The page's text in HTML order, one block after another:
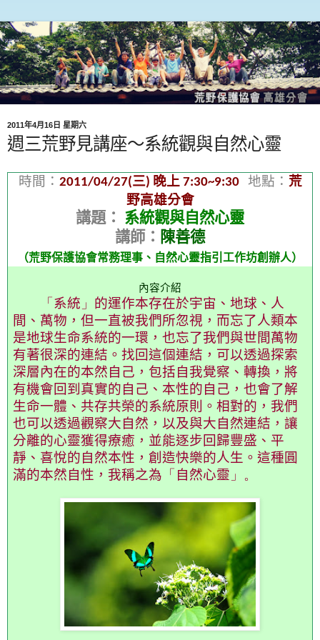
2011年4月16日 星期六
週三荒野見講座～系統觀與自然心靈
時間： 2011/04/27(三) 晚上7:30~9:30 地點： 荒
野高雄分會
講題： 系統觀與自然心靈
講師： 陳善德
（荒野保護協會常務理事、自然心靈指引工作坊創辦人）
內容介紹
「 系統 」 的運作本存在於宇宙、地球、人
間、萬物，但一直被我們所忽視，而忘了人類本
是地球生命系統的一環，也忘了我們與世間萬物
有著很深的連結。找回這個連結，可以透過探索
深層內在的本然自己，包括自我覺察、轉換，將
有機會回到真實的自己、本性的自己，也會了解
生命一體、共存共榮的系統原則。相對的，我們
也可以透過觀察大自然，以及與大自然連結，讓
分離的心靈獲得療癒，並能逐步回歸豐盛、平
靜、喜悅的自然本性，創造快樂的人生。這種圓
滿的本然自性，我稱之為 「 自然心靈 」。